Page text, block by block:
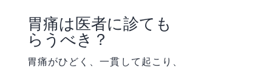
胃痛は医者に診ても
らうべき？
胃痛がひどく、一貫して起こり、